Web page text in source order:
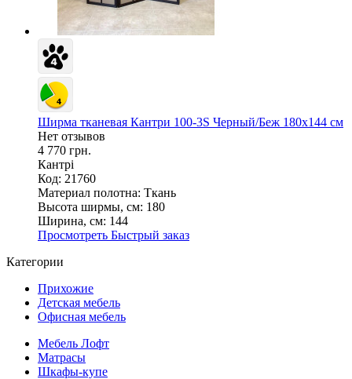
Ширма тканевая Кантри 100-3S Черный/Беж 180х144 см
Нет отзывов
4 770 грн.
Кантрі
Код: 21760
Материал полотна: Ткань
Высота ширмы, см: 180
Ширина, см: 144
Просмотреть Быстрый заказ
Категории
Прихожие
Детская мебель
Офисная мебель
Мебель Лофт
Матрасы
Шкафы-купе